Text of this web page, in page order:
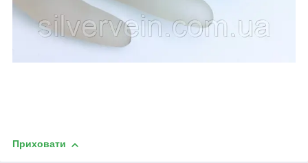
Приховати